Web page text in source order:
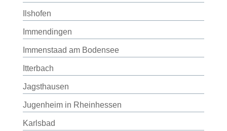
Ilshofen
Immendingen
Immenstaad am Bodensee
Itterbach
Jagsthausen
Jugenheim in Rheinhessen
Karlsbad